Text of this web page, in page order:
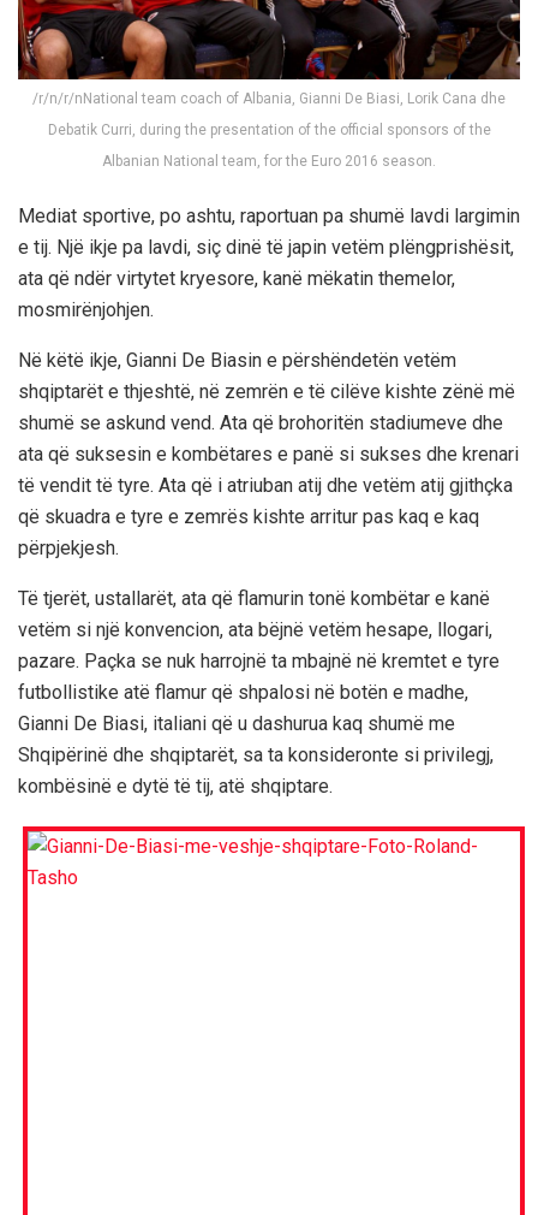
/r/n/r/nNational team coach of Albania, Gianni De Biasi, Lorik Cana dhe
Debatik Curri, during the presentation of the official sponsors of the
Albanian National team, for the Euro 2016 season.
Mediat sportive, po ashtu, raportuan pa shumë lavdi largimin
e tij. Një ikje pa lavdi, siç dinë të japin vetëm plëngprishësit,
ata që ndër virtytet kryesore, kanë mëkatin themelor,
mosmirënjohjen.
Në këtë ikje, Gianni De Biasin e përshëndetën vetëm
shqiptarët e thjeshtë, në zemrën e të cilëve kishte zënë më
shumë se askund vend. Ata që brohoritën stadiumeve dhe
ata që suksesin e kombëtares e panë si sukses dhe krenari
të vendit të tyre. Ata që i atriuban atij dhe vetëm atij gjithçka
që skuadra e tyre e zemrës kishte arritur pas kaq e kaq
përpjekjesh.
Të tjerët, ustallarët, ata që flamurin tonë kombëtar e kanë
vetëm si një konvencion, ata bëjnë vetëm hesape, llogari,
pazare. Paçka se nuk harrojnë ta mbajnë në kremtet e tyre
futbollistike atë flamur që shpalosi në botën e madhe,
Gianni De Biasi, italiani që u dashurua kaq shumë me
Shqipërinë dhe shqiptarët, sa ta konsideronte si privilegj,
kombësinë e dytë të tij, atë shqiptare.